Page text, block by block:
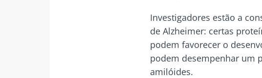
Investigadores estão a
de Alzheimer: certas
podem favorecer o
podem desempenhar um
amilóides.
Fique
Junte-se à comunidade
para se manter